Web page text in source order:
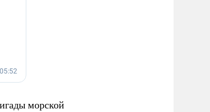
морской